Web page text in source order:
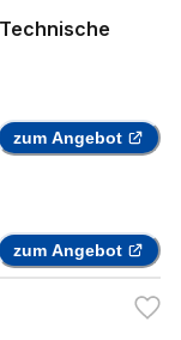
zum Angebot
zum Angebot